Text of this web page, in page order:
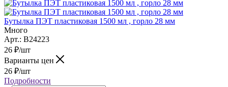
Бутылка ПЭТ пластиковая 1500 мл , горло 28 мм
Много
Арт.: B24223
26 ₽/шт
Варианты цен
26 ₽/шт
Подробности